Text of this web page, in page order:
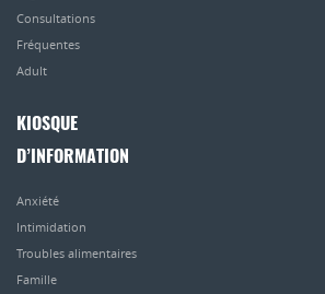
Consultations
Fréquentes
Adult
KIOSQUE
D’INFORMATION
Anxiété
Intimidation
Troubles alimentaires
Famille